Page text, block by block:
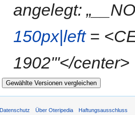
angelegt:
150px|left=
1902'''</
Datenschutz Über Oteripedia Haftungsausschluss